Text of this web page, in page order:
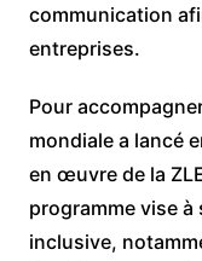
communication
entreprises.
Pour
mondiale a lancé
en œuvre de la
programme vise
inclusive,